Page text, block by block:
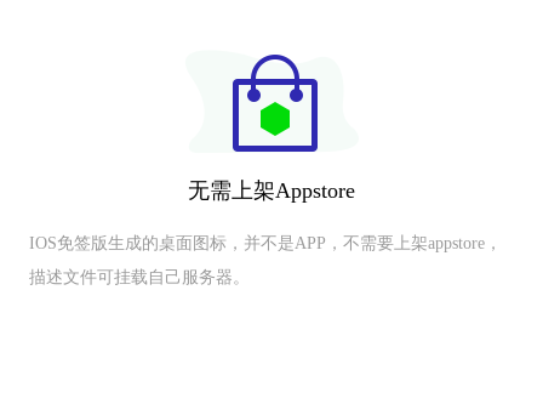
无需上架Appstore
IOS免签版生成的桌面图标，并不是APP，不需要上架appstore，
描述文件可挂载自己服务器。